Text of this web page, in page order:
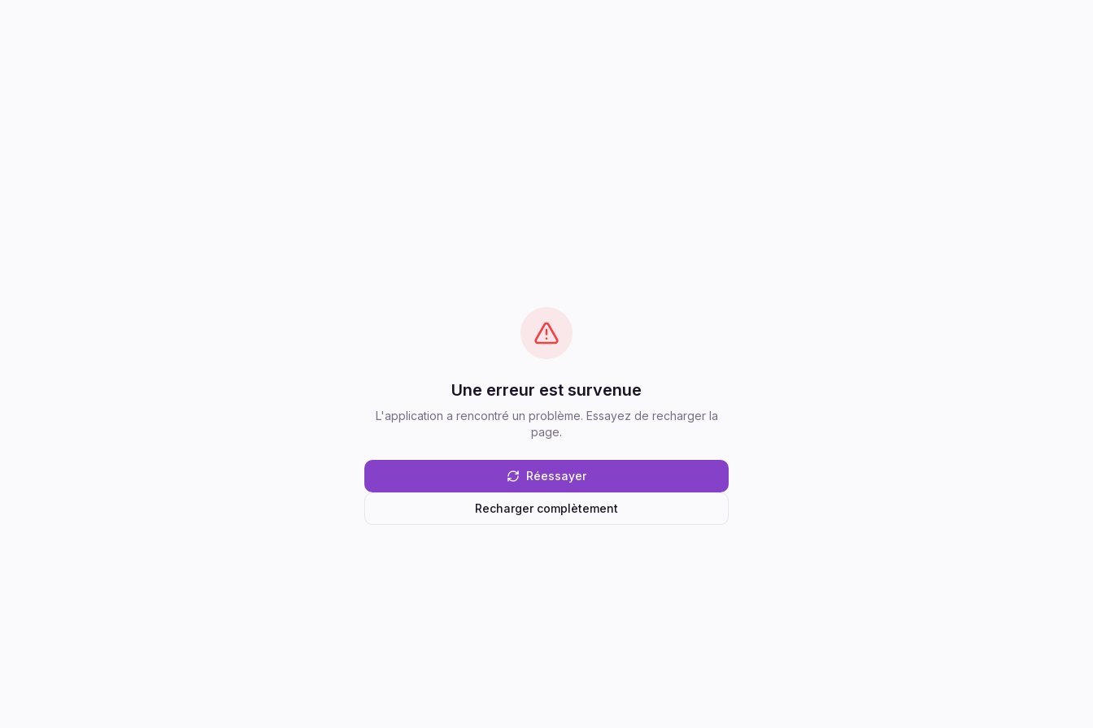
Une erreur est survenue
L'application a rencontré un problème. Essayez de recharger la
page.
Réessayer
Recharger complètement